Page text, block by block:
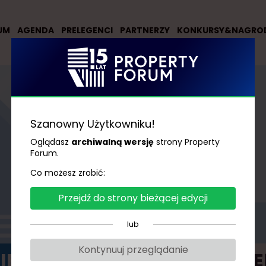
AGENDA PRELEGENCI PARTNERZY
AGENDA
1
Szanowny Użytkowniku!
Oglądasz archiwalną wersję strony Property
Forum.
Co możesz zrobić:
Przejdź do strony bieżącej edycji
lub
Kontynuuj przeglądanie